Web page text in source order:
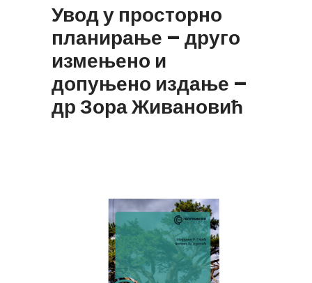
Увод у просторно
планирање – друго
измењено и
допуњено издање –
др Зора Живановић